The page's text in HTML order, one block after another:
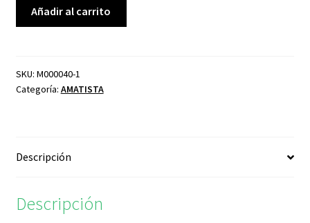
Añadir al carrito
SKU: M000040-1
Categoría: AMATISTA
Descripción
Descripción